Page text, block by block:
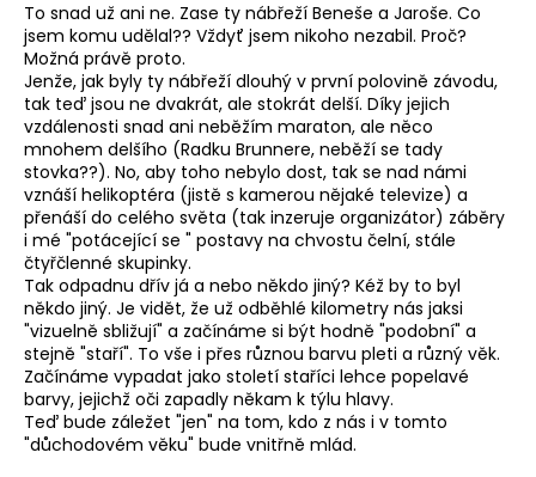
To snad už ani ne. Zase ty nábřeží Beneše a Jaroše. Co
jsem komu udělal?? Vždyť jsem nikoho nezabil. Proč?
Možná právě proto.
Jenže, jak byly ty nábřeží dlouhý v první polovině závodu,
tak teď jsou ne dvakrát, ale stokrát delší. Díky jejich
vzdálenosti snad ani neběžím maraton, ale něco
mnohem delšího (Radku Brunnere, neběží se tady
stovka??). No, aby toho nebylo dost, tak se nad námi
vznáší helikoptéra (jistě s kamerou nějaké televize) a
přenáší do celého světa (tak inzeruje organizátor) záběry
i mé "potácející se " postavy na chvostu čelní, stále
čtyřčlenné skupinky.
Tak odpadnu dřív já a nebo někdo jiný? Kéž by to byl
někdo jiný. Je vidět, že už odběhlé kilometry nás jaksi
"vizuelně sbližují" a začínáme si být hodně "podobní" a
stejně "staří". To vše i přes různou barvu pleti a různý věk.
Začínáme vypadat jako století staříci lehce popelavé
barvy, jejichž oči zapadly někam k týlu hlavy.
Teď bude záležet "jen" na tom, kdo z nás i v tomto
"důchodovém věku" bude vnitřně mlád.